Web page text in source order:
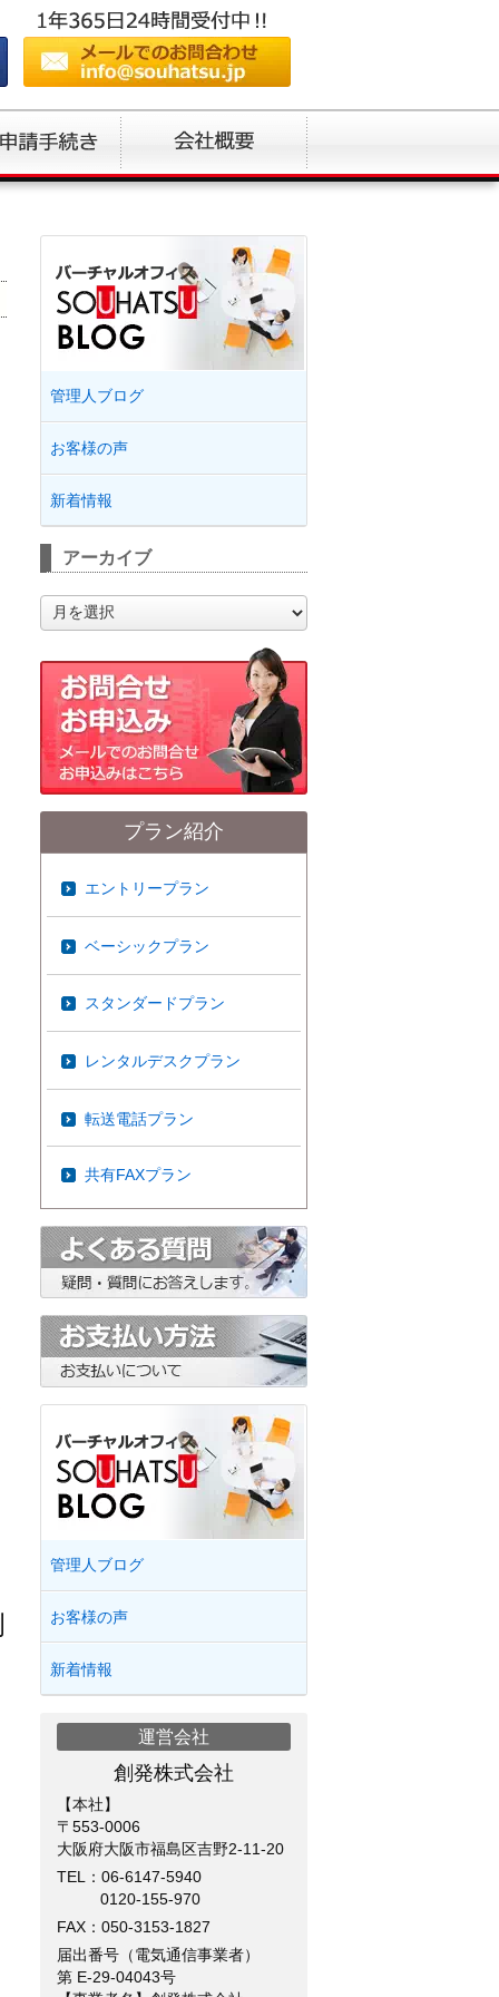
管理人ブログ
お客様の声
新着情報
アーカイブ
ー
ブ
プラン紹介
エントリープラン
ベーシックプラン
スタンダードプラン
レンタルデスクプラン
転送電話プラン
共有FAXプラン
管理人ブログ
お客様の声
新着情報
運営会社
創発株式会社
【本社】
〒553-0006
大阪府大阪市福島区吉野2-11-20
TEL： 06-6147-5940
0120-155-970
FAX：050-3153-1827
届出番号（電気通信事業者）
第 E-29-04043号